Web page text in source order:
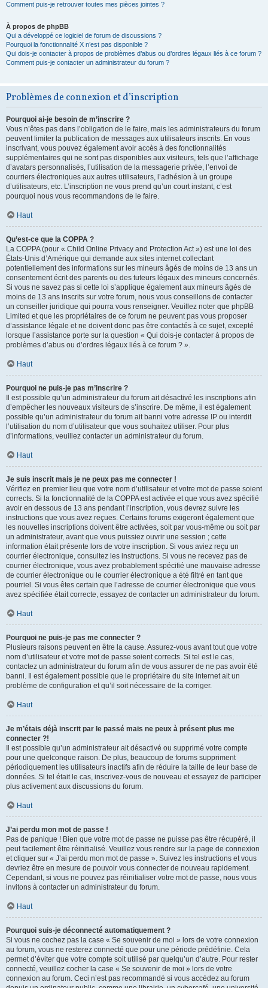
Comment puis-je retrouver toutes mes pièces jointes ?
À propos de phpBB
Qui a développé ce logiciel de forum de discussions ?
Pourquoi la fonctionnalité X n’est pas disponible ?
Qui dois-je contacter à propos de problèmes d’abus ou d’ordres légaux liés à ce forum ?
Comment puis-je contacter un administrateur du forum ?
Problèmes de connexion et d’inscription
Pourquoi ai-je besoin de m’inscrire ?
Vous n’êtes pas dans l’obligation de le faire, mais les administrateurs du forum
peuvent limiter la publication de messages aux utilisateurs inscrits. En vous
inscrivant, vous pouvez également avoir accès à des fonctionnalités
supplémentaires qui ne sont pas disponibles aux visiteurs, tels que l’affichage
d’avatars personnalisés, l’utilisation de la messagerie privée, l’envoi de
courriers électroniques aux autres utilisateurs, l’adhésion à un groupe
d’utilisateurs, etc. L’inscription ne vous prend qu’un court instant, c’est
pourquoi nous vous recommandons de le faire.
Haut
Qu’est-ce que la COPPA ?
La COPPA (pour « Child Online Privacy and Protection Act ») est une loi des
États-Unis d’Amérique qui demande aux sites internet collectant
potentiellement des informations sur les mineurs âgés de moins de 13 ans un
consentement écrit des parents ou des tuteurs légaux des mineurs concernés.
Si vous ne savez pas si cette loi s’applique également aux mineurs âgés de
moins de 13 ans inscrits sur votre forum, nous vous conseillons de contacter
un conseiller juridique qui pourra vous renseigner. Veuillez noter que phpBB
Limited et que les propriétaires de ce forum ne peuvent pas vous proposer
d’assistance légale et ne doivent donc pas être contactés à ce sujet, excepté
lorsque l’assistance porte sur la question « Qui dois-je contacter à propos de
problèmes d’abus ou d’ordres légaux liés à ce forum ? ».
Haut
Pourquoi ne puis-je pas m’inscrire ?
Il est possible qu’un administrateur du forum ait désactivé les inscriptions afin
d’empêcher les nouveaux visiteurs de s’inscrire. De même, il est également
possible qu’un administrateur du forum ait banni votre adresse IP ou interdit
l’utilisation du nom d’utilisateur que vous souhaitez utiliser. Pour plus
d’informations, veuillez contacter un administrateur du forum.
Haut
Je suis inscrit mais je ne peux pas me connecter !
Vérifiez en premier lieu que votre nom d’utilisateur et votre mot de passe soient
corrects. Si la fonctionnalité de la COPPA est activée et que vous avez spécifié
avoir en dessous de 13 ans pendant l’inscription, vous devrez suivre les
instructions que vous avez reçues. Certains forums exigeront également que
les nouvelles inscriptions doivent être activées, soit par vous-même ou soit par
un administrateur, avant que vous puissiez ouvrir une session ; cette
information était présente lors de votre inscription. Si vous aviez reçu un
courrier électronique, consultez les instructions. Si vous ne recevez pas de
courrier électronique, vous avez probablement spécifié une mauvaise adresse
de courrier électronique ou le courrier électronique a été filtré en tant que
pourriel. Si vous êtes certain que l’adresse de courrier électronique que vous
avez spécifiée était correcte, essayez de contacter un administrateur du forum.
Haut
Pourquoi ne puis-je pas me connecter ?
Plusieurs raisons peuvent en être la cause. Assurez-vous avant tout que votre
nom d’utilisateur et votre mot de passe soient corrects. Si tel est le cas,
contactez un administrateur du forum afin de vous assurer de ne pas avoir été
banni. Il est également possible que le propriétaire du site internet ait un
problème de configuration et qu’il soit nécessaire de la corriger.
Haut
Je m’étais déjà inscrit par le passé mais ne peux à présent plus me
connecter ?!
Il est possible qu’un administrateur ait désactivé ou supprimé votre compte
pour une quelconque raison. De plus, beaucoup de forums suppriment
périodiquement les utilisateurs inactifs afin de réduire la taille de leur base de
données. Si tel était le cas, inscrivez-vous de nouveau et essayez de participer
plus activement aux discussions du forum.
Haut
J’ai perdu mon mot de passe !
Pas de panique ! Bien que votre mot de passe ne puisse pas être récupéré, il
peut facilement être réinitialisé. Veuillez vous rendre sur la page de connexion
et cliquer sur « J’ai perdu mon mot de passe ». Suivez les instructions et vous
devriez être en mesure de pouvoir vous connecter de nouveau rapidement.
Cependant, si vous ne pouvez pas réinitialiser votre mot de passe, nous vous
invitons à contacter un administrateur du forum.
Haut
Pourquoi suis-je déconnecté automatiquement ?
Si vous ne cochez pas la case « Se souvenir de moi » lors de votre connexion
au forum, vous ne resterez connecté que pour une période prédéfinie. Cela
permet d’éviter que votre compte soit utilisé par quelqu’un d’autre. Pour rester
connecté, veuillez cocher la case « Se souvenir de moi » lors de votre
connexion au forum. Ceci n’est pas recommandé si vous accédez au forum